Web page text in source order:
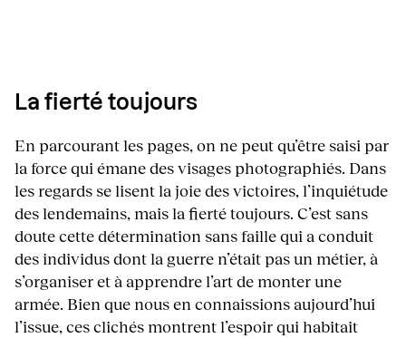
La fierté toujours
En parcourant les pages, on ne peut qu’être saisi par
la force qui émane des visages photographiés. Dans
les regards se lisent la joie des victoires, l’inquiétude
des lendemains, mais la fierté toujours. C’est sans
doute cette détermination sans faille qui a conduit
des individus dont la guerre n’était pas un métier, à
s’organiser et à apprendre l’art de monter une
armée. Bien que nous en connaissions aujourd’hui
l’issue, ces clichés montrent l’espoir qui habitait